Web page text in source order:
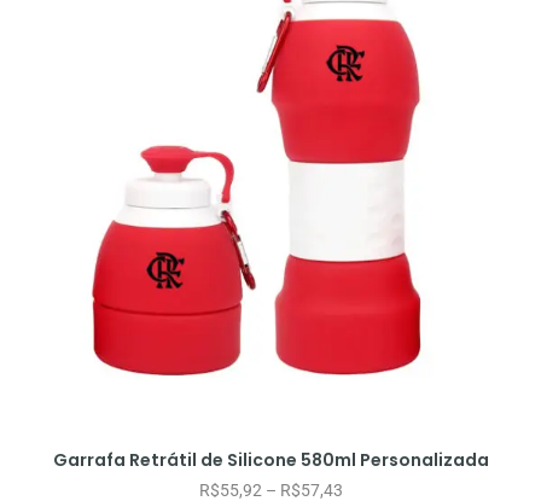
Garrafa Retrátil de Silicone 580ml Personalizada
R$55,92 – R$57,43